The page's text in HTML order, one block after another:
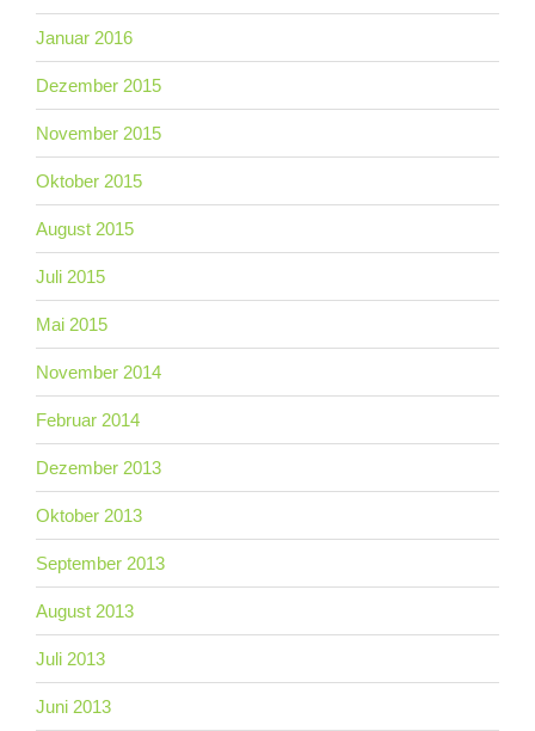
Januar 2016
Dezember 2015
November 2015
Oktober 2015
August 2015
Juli 2015
Mai 2015
November 2014
Februar 2014
Dezember 2013
Oktober 2013
September 2013
August 2013
Juli 2013
Juni 2013